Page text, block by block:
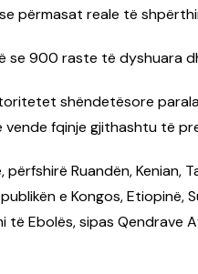
përmasat reale të
se 900 raste të dyshuara
shëndetësore
vende fqinje gjithashtu të
përfshirë Ruandën, Kenian,
e Kongos, Etiopinë,
të Ebolës, sipas Qendrave